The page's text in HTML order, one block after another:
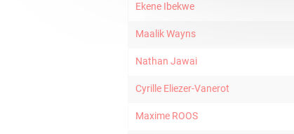
Ekene Ibekwe
Maalik Wayns
Nathan Jawai
Cyrille Eliezer-Vanerot
Maxime ROOS